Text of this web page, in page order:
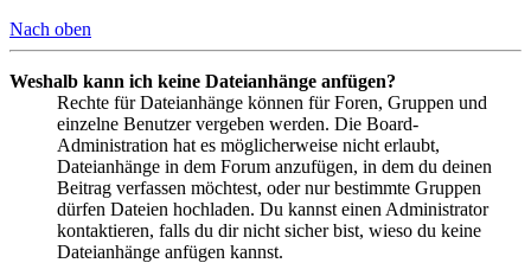
Nach oben
Weshalb kann ich keine Dateianhänge anfügen?
Rechte für Dateianhänge können für Foren, Gruppen und
einzelne Benutzer vergeben werden. Die Board-
Administration hat es möglicherweise nicht erlaubt,
Dateianhänge in dem Forum anzufügen, in dem du deinen
Beitrag verfassen möchtest, oder nur bestimmte Gruppen
dürfen Dateien hochladen. Du kannst einen Administrator
kontaktieren, falls du dir nicht sicher bist, wieso du keine
Dateianhänge anfügen kannst.